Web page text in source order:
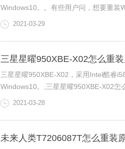
Windows10。。有些用户问，想要重装
接下来U行侠就给大家视频介绍下这戴
2021-03-29
三星星曜950XBE-X02怎么重
三星星曜950XBE-X02，采用Intel酷睿
Windows10。,三星星曜950XBE-X02怎
接下来的视频就给大家介绍下这三星星
2021-03-28
未来人类T7206087T怎么重装